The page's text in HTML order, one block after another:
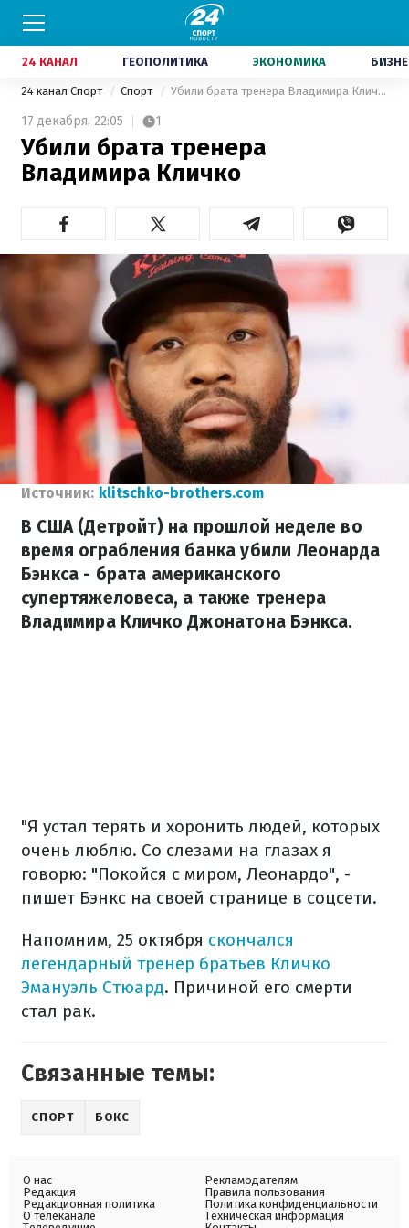
24 КАНАЛ ГЕОПОЛИТИКА ЭКОНОМИКА
24 канал Спорт Спорт Убили брата тренера Владимира Кличко
17 декабря, 22:05 1
Убили брата тренера
Владимира Кличко
Источник: klitschko-brothers.com
В США (Детройт) на прошлой неделе во
время ограбления банка убили Леонарда
Бэнкса - брата американского
супертяжеловеса, а также тренера
Владимира Кличко Джонатона Бэнкса.
"Я устал терять и хоронить людей, которых
очень люблю. Со слезами на глазах я
говорю: "Покойся с миром, Леонардо", -
пишет Бэнкс на своей странице в соцсети.
Напомним, 25 октября скончался
легендарный тренер братьев Кличко
Эмануэль Стюард. Причиной его смерти
стал рак.
Связанные темы:
СПОРТ БОКС
О нас
Редакция
Редакционная политика
О телеканале
Рекламодателям
Правила пользования
Политика конфиденциальности
Техническая информация